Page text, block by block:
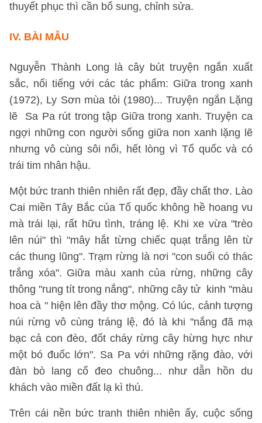
thuyết phục thì cần bổ sung, chỉnh sửa.
IV. BÀI MẪU
Nguyễn Thành Long là cây bút truyện ngắn xuất
sắc, nổi tiếng với các tác phẩm: Giữa trong xanh
(1972), Ly Sơn mùa tỏi (1980)... Truyện ngắn Lặng
lẽ Sa Pa rút trong tập Giữa trong xanh. Truyện ca
ngợi những con người sống giữa non xanh lặng lẽ
nhưng vô cùng sôi nổi, hết lòng vì Tổ quốc và có
trái tim nhân hậu.
Một bức tranh thiên nhiên rất đẹp, đầy chất thơ. Lào
Cai miền Tây Bắc của Tổ quốc không hề hoang vu
mà trái lại, rất hữu tình, tráng lệ. Khi xe vừa "trèo
lên núi" thì "mây hắt từng chiếc quạt trắng lên từ
các thung lũng". Trạm rừng là nơi "con suối có thác
trắng xóa". Giữa màu xanh của rừng, những cây
thông "rung tít trong nắng", những cây tử kinh "màu
hoa cà " hiện lên đầy thơ mộng. Có lúc, cảnh tượng
núi rừng vô cùng tráng lệ, đó là khi "nắng đã mạ
bạc cả con đèo, đốt cháy rừng cây hừng hực như
một bó đuốc lớn". Sa Pa với những rặng đào, với
đàn bò lang cổ đeo chuông... như dẫn hồn du
khách vào miền đất lạ kì thú.
Trên cái nền bức tranh thiên nhiên ấy, cuộc sống